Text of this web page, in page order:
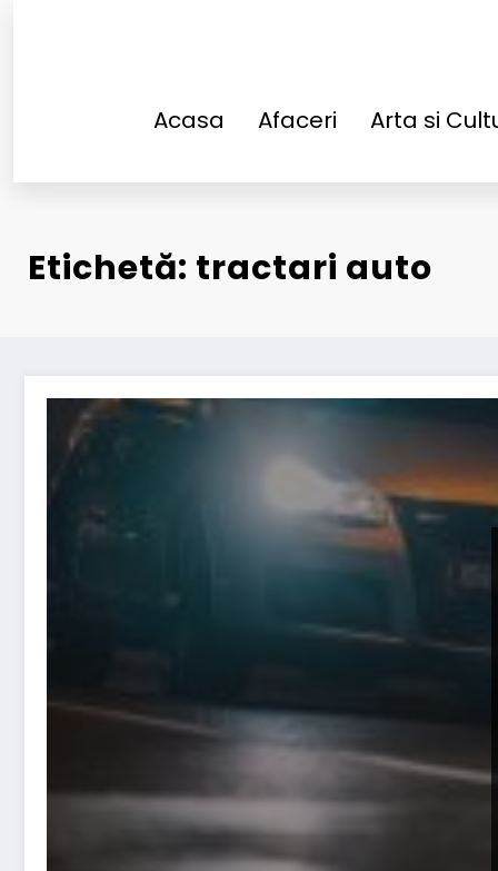
Acasa Afaceri Arta si
Etichetă: tractari auto
Cum procedezi pentru a evita o tragedie si nevoia